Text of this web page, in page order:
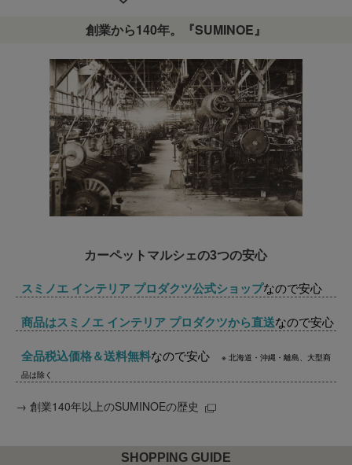
創業から140年。『SUMINOE』
カーペットマルシェの3つの安心
スミノエ インテリア プロダクツ公式ショップなので安心
商品はスミノエ インテリア プロダクツから直送なので安心
全品税込価格＆送料無料なので安心※ 北海道・沖縄・離島、大型商
品は除く
→ 創業140年以上のSUMINOEの歴史
SHOPPING GUIDE